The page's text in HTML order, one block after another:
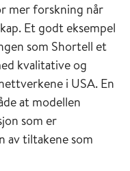
mer forskning når
Et godt eksempel
som Shortell et
kvalitative og
i USA. En
at modellen
som er
av tiltakene som